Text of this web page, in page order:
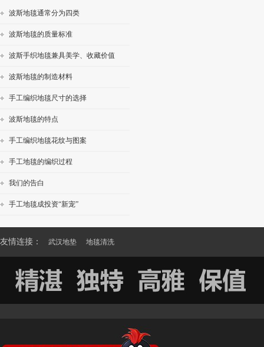
波斯地毯通常分为四类
波斯地毯的质量标准
波斯手织地毯兼具美学、收藏价值
波斯地毯的制造材料
手工编织地毯尺寸的选择
波斯地毯的特点
手工编织地毯花纹与图案
手工地毯的编织过程
我们的告白
手工地毯成投资“新宠”
友情连接： 武汉地垫 地毯清洗